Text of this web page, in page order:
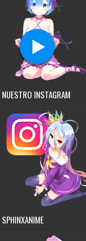
NUESTRO INSTAGRAM
SPHINXANIME